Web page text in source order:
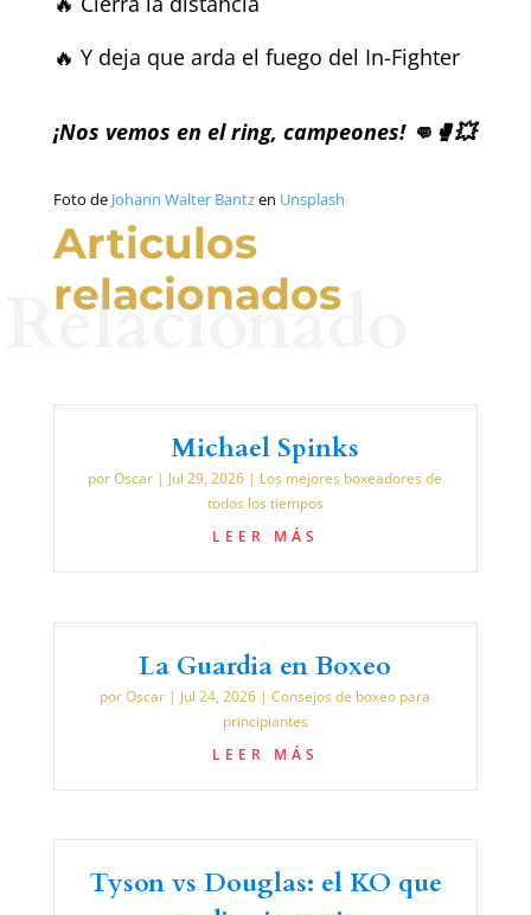
🔥 Y deja que arda el fuego del In-Fighter
¡Nos vemos en el ring, campeones! 👊🥊💥
Foto de Johann Walter Bantzen Unsplash
Articulos
relacionados
Relacionado
Michael Spinks
porOscar | Jul 29, 2026 | Los mejores boxeadores de
todos los tiempos
LEER MÁS
La Guardia en Boxeo
porOscar | Jul 24, 2026 |Consejos de boxeo para
principiantes
LEER MÁS
Tyson vs Douglas: el KO que